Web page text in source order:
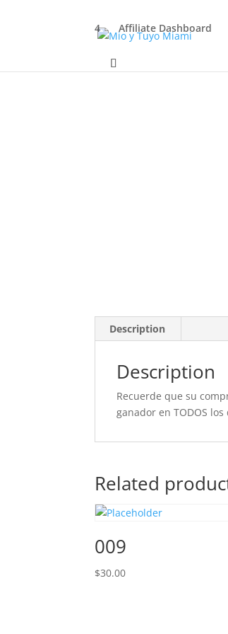
4 Affiliate Dashboard
Description
Description
Recuerde que su
ganador en TODOS los
Related
009
$30.00